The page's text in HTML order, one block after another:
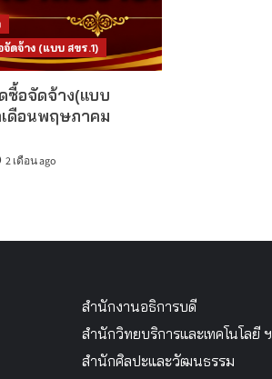
ดจ้าง (แบบ สขร.1)
ซื้อจัดจ้าง(แบบ
เดือนพฤษภาคม
2 เดือน ago
สำนักงานอธิการบดี
สำนักวิทยบริการและเทคโนโลยี ฯ
สำนักศิลปะและวัฒนธรรม